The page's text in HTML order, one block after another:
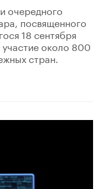
очередного
посвященного
18 сентября
около 800
стран.